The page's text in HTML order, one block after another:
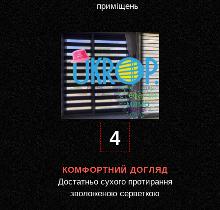
приміщень
4
КОМФОРТНИЙ ДОГЛЯД
Достатньо сухого протирання
зволоженою серветкою